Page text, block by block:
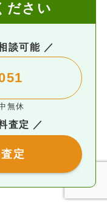
ださい
談可能 ／
無休
査定 ／
定